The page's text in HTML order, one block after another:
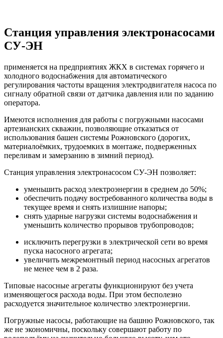
Станция управления электронасосами
СУ‑ЭН
применяется на предприятиях ЖКХ в системах горячего и
холодного водоснабжения для автоматического
регулирования частоты вращения электродвигателя насоса по
сигналу обратной связи от датчика давления или по заданию
оператора.
Имеются исполнения для работы с погружными насосами
артезианских скважин, позволяющие отказаться от
использования башен системы Рожновского (дорогих,
материалоёмких, трудоемких в монтаже, подверженных
переливам и замерзанию в зимний период).
Станция управления электронасосом СУ-ЭН позволяет:
уменьшить расход электроэнергии в среднем до 50%;
обеспечить подачу востребованного количества воды в
текущее время и снять излишние напоры;
снять ударные нагрузки системы водоснабжения и
уменьшить количество прорывов трубопроводов;
исключить перегрузки в электрической сети во время
пуска насосного агрегата;
увеличить межремонтный период насосных агрегатов
не менее чем в 2 раза.
Типовые насосные агрегаты функционируют без учета
изменяющегося расхода воды. При этом бесполезно
расходуется значительное количество электроэнергии.
Погружные насосы, работающие на башню Рожновского, так
же не экономичны, поскольку совершают работу по